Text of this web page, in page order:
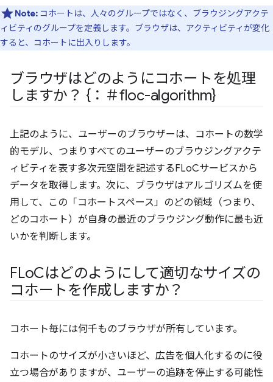
Note: コホートは、人々のグループではなく、ブラウジングアクテ
ィビティのグループを定義します。ブラウザは、アクティビティが変化
すると、コホートに出入りします。
ブラウザはどのようにコホートを処理
しますか？ {：＃floc-algorithm}
上記のように、ユーザーのブラウザーは、コホートの数学
的モデル、つまりすべてのユーザーのブラウジングアクテ
ィビティを表す多次元空間を記述するFLoCサービスから
データを取得します。次に、ブラウザはアルゴリズムを使
用して、この「コホートスペース」のどの領域（つまり、
どのコホート）が自身の最近のブラウジング動作に最も近
いかを判断します。
FLoCはどのようにして適切なサイズの
コホートを作成しますか？
コホート毎には何千ものブラウザが所有しています。
コホートのサイズが小さいほど、広告を個人化するのに役
立つ場合がありますが、ユーザーの追跡を停止する可能性